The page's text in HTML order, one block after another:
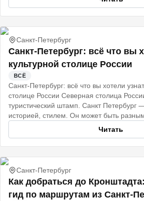
Санкт-Петербург
Санкт‑Петербург: всё что вы
культурной столице России
ВСЁ
Санкт‑Петербург: всё что вы хотели
столице России Северная столица
туристический штамп. Санкт Петербург
историей, стилем. Он может быть
Читать
Санкт-Петербург
Как добраться до
гид по маршрутам из Санкт-